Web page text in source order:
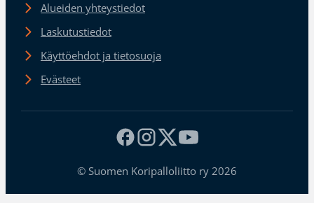
Alueiden yhteystiedot
Laskutustiedot
Käyttöehdot ja tietosuoja
Evästeet
© Suomen Koripalloliitto ry 2026